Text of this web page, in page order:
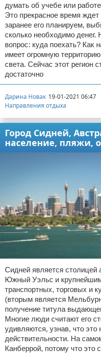
думать об учебе или
Это прекрасное время
заранее его планируем,
сколько необходимо денег.
вопрос: куда поехать? Как
имеет огромную
света. Сейчас этот регион
достаточно
Дарина Новак 19-01-2021 06:47
Направления отдыха
Город Сидней,
население, пляжи,
Сидней является столицей
Южный Уэльс и
транспортных, торговых и
(вторым является
получение титула
Многие люди считают его
удивляются, узнав, что это
действительности. На
Канберрой, потому что это